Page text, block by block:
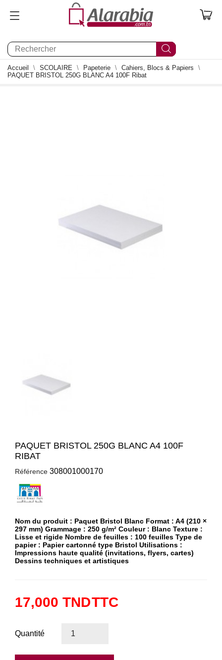
0
Accueil SCOLAIRE Papeterie
Cahiers, Blocs & Papiers
PAQUET BRISTOL 250G BLANC A4 100F Ribat
PAQUET BRISTOL 250G BLANC A4 100F
RIBAT
Référence 308001000170
Nom du produit : Paquet Bristol Blanc Format : A4 (210 ×
297 mm) Grammage : 250 g/m² Couleur : Blanc Texture :
Lisse et rigide Nombre de feuilles : 100 feuilles Type de
papier : Papier cartonné type Bristol Utilisations :
Impressions haute qualité (invitations, flyers, cartes)
Dessins techniques et artistiques
17,000 TNDTTC
Quantité